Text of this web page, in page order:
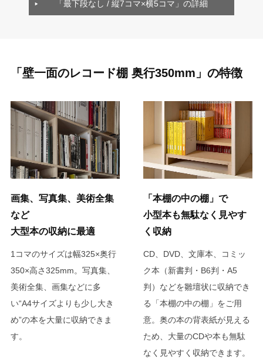
「最下段なし / 縦7コマ×横5コマ」の詳細
「壁一面のレコード棚 奥行350mm」の特徴
画集、写真集、美術全集
など
大型本の収納に最適
1コマのサイズは幅325×奥行
350×高さ325mm。写真集、
美術全集、画集などに多
い“A4サイズよりも少し大き
め”の本を大量に収納できま
す。
「本棚の中の棚」で
小型本も無駄なく見やす
く収納
CD、DVD、文庫本、コミッ
ク本（新書判・B6判・A5
判）などを雛壇状に収納でき
る「本棚の中の棚」をご用
意。奥の本の背表紙が見える
ため、大量のCDや本も無駄
なく見やすく収納できます。